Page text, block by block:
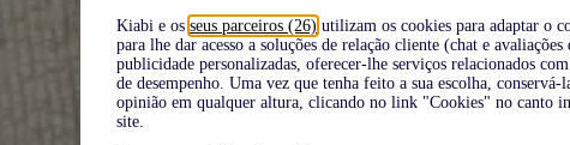
Kiabi e os seus parceiros (26) utilizam os cookies para adaptar o
para lhe dar acesso a soluções de relação cliente (chat e
publicidade personalizadas, oferecer-lhe serviços relacionados
de desempenho. Uma vez que tenha feito a sua escolha,
opinião em qualquer altura, clicando no link "Cookies" no canto
site.